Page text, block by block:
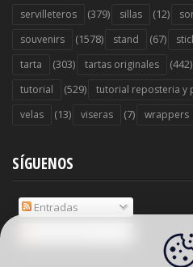
servilleteros (379) sillas (12)
souvenirs (1578) stand (67)
tarta (303) tartas originales (442)
tutorial (529) tutorial reposteria y
velas (13) viseras (7) wrappers
SÍGUENOS
Entradas